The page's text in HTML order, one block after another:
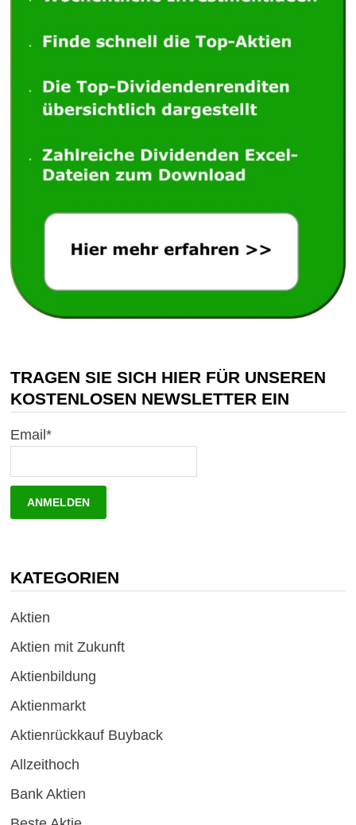
TRAGEN SIE SICH HIER FÜR UNSEREN
KOSTENLOSEN NEWSLETTER EIN
Email*
KATEGORIEN
Aktien
Aktien mit Zukunft
Aktienbildung
Aktienmarkt
Aktienrückkauf Buyback
Allzeithoch
Bank Aktien